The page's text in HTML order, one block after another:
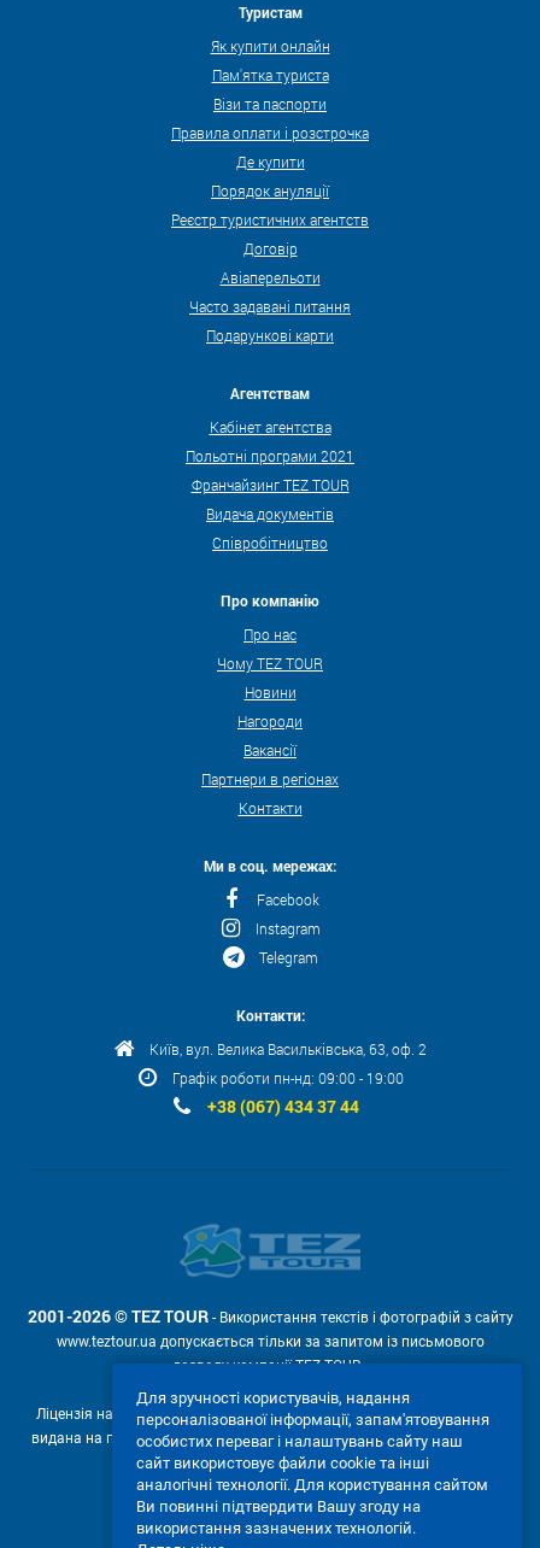
Туристам
Як купити онлайн
Пам'ятка туриста
Візи та паспорти
Правила оплати і розстрочка
Де купити
Порядок ануляції
Реєстр туристичних агентств
Договір
Авіаперельоти
Часто задавані питання
Подарункові карти
Агентствам
Кабінет агентства
Польотні програми 2021
Франчайзинг TEZ TOUR
Видача документів
Співробітництво
Про компанію
Про нас
Чому TEZ TOUR
Новини
Нагороди
Вакансії
Партнери в регіонах
Контакти
Ми в соц. мережах:
Facebook
Instagram
Telegram
Контакти:
Київ, вул. Велика Васильківська, 63, оф. 2
Графік роботи пн-нд: 09:00 - 19:00
+38 (067) 434 37 44
2001-2026 © TEZ TOUR - Використання текстів і фотографій з сайту
www.teztour.ua допускається тільки за запитом із письмового
дозволу компанії TEZ TOUR .
Ліцензія на провадження туроператорської діяльності АВ №566448
видана на підставі рішення Державної служби туризму і курортів від
04.02.2011р. № 4-ліц.
Ми приймаємо:
Для зручності користувачів, надання
персоналізованої інформації, запам'ятовування
особистих переваг і налаштувань сайту наш
сайт використовує файли cookie та інші
аналогічні технології. Для користування сайтом
Ви повинні підтвердити Вашу згоду на
використання зазначених технологій.